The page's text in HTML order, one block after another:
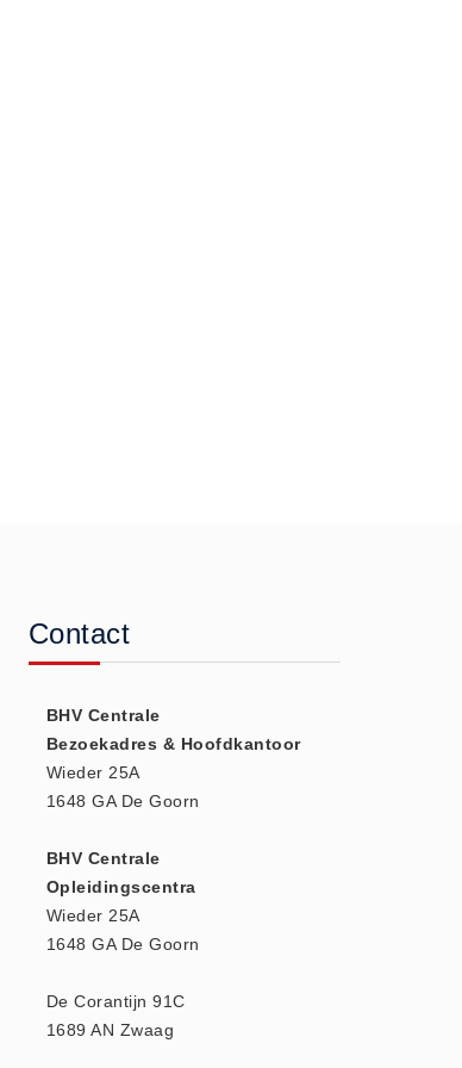
Contact
BHV Centrale
Bezoekadres & Hoofdkantoor
Wieder 25A
1648 GA De Goorn
BHV Centrale
Opleidingscentra
Wieder 25A
1648 GA De Goorn
De Corantijn 91C
1689 AN Zwaag